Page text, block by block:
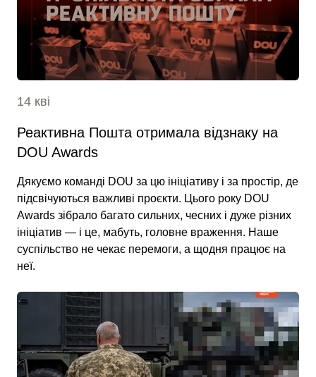
14 кві
Реактивна Пошта отримала відзнаку на
DOU Awards
Дякуємо команді DOU за цю ініціативу і за простір, де
підсвічуються важливі проєкти. Цього року DOU
Awards зібрало багато сильних, чесних і дуже різних
ініціатив — і це, мабуть, головне враження. Наше
суспільство не чекає перемоги, а щодня працює на
неї.